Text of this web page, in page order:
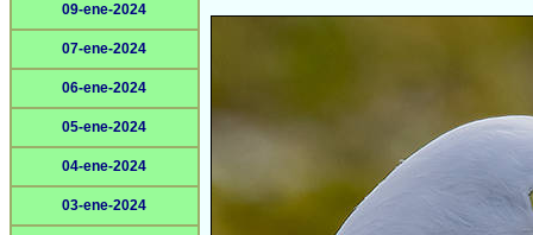
09-ene-2024
07-ene-2024
06-ene-2024
05-ene-2024
04-ene-2024
03-ene-2024